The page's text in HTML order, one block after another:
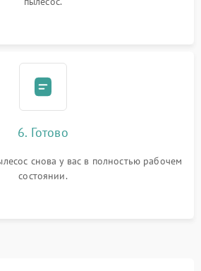
6. Готово
снова у вас в полностью рабочем
состоянии.